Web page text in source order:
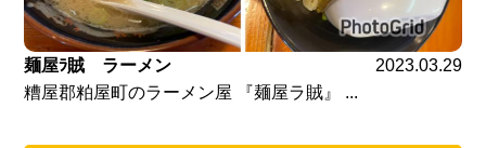
麺屋ﾗ賊 ラーメン
2023.03.29
糟屋郡粕屋町のラーメン屋 『麺屋ラ賊』 ...